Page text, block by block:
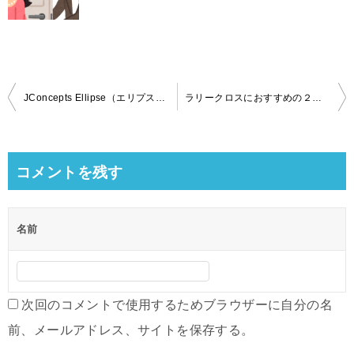
投
ビ
ゲ
ー
ン
コメントを残す
名前
次回のコメントで使用するためブラウザーに自分の名
前、メールアドレス、サイトを保存する。